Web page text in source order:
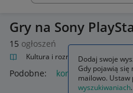
Gry na Sony
15 ogłoszeń
Kultura i rozrywka Gry Gry
Podobne: konsola sony
Dodaj swoje
Gdy pojawią się
mailowo.
wyszukiwaniach.